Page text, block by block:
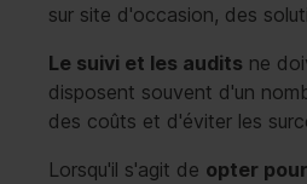
sur site d'occasion, des
Le suivi et les audits ne
disposent souvent d'un
des coûts et d'éviter les
Lorsqu'il s'agit de opter